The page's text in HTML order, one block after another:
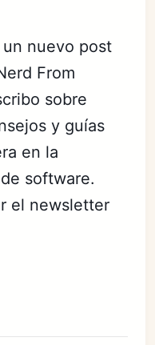
nuevo post
From
sobre
y guías
en la
software.
el newsletter